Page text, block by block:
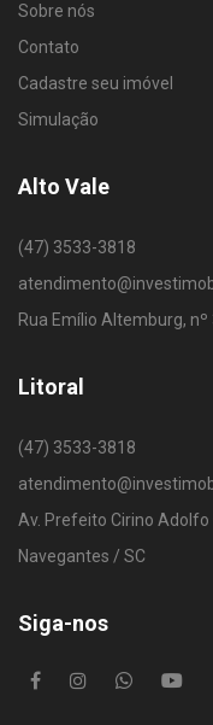
Sobre nós
Contato
Cadastre seu imóvel
Simulação
Alto Vale
(47) 3533-3818
Rua Emílio Altemburg,
Litoral
(47) 3533-3818
Av. Prefeito Cirino Adolfo
Navegantes / SC
Siga-nos